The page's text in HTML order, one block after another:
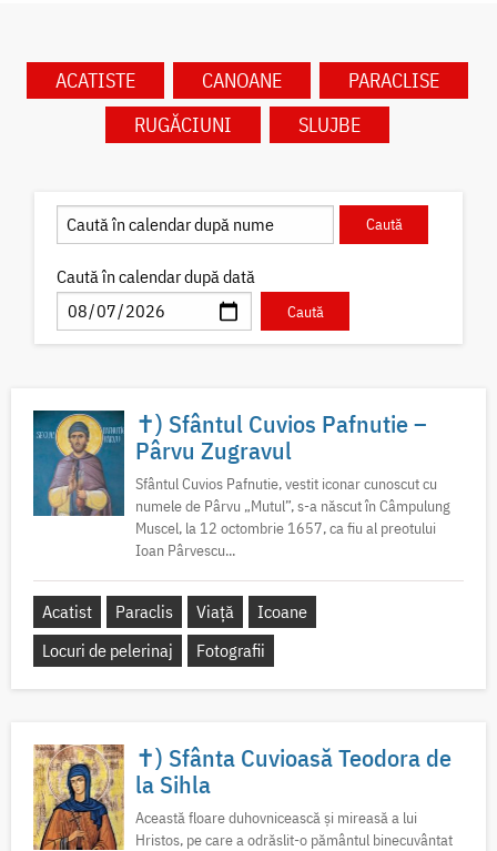
ACATISTE CANOANE
PARACLISE
RUGĂCIUNI
SLUJBE
Caută în calendar după dată
✝) Sfântul Cuvios Pafnutie –
Pârvu Zugravul
Sfântul Cuvios Pafnutie, vestit iconar cunoscut cu
numele de Pârvu „Mutul”, s-a născut în Câmpulung
Muscel, la 12 octombrie 1657, ca fiu al preotului
Ioan Pârvescu...
Acatist Paraclis Viață
Icoane
Locuri de pelerinaj
Fotografii
✝) Sfânta Cuvioasă Teodora de
la Sihla
Această floare duhovnicească și mireasă a lui
Hristos, pe care a odrăslit-o pământul binecuvântat